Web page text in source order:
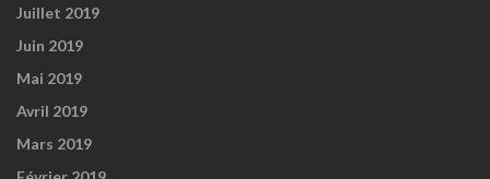
Juillet 2019
Juin 2019
Mai 2019
Avril 2019
Mars 2019